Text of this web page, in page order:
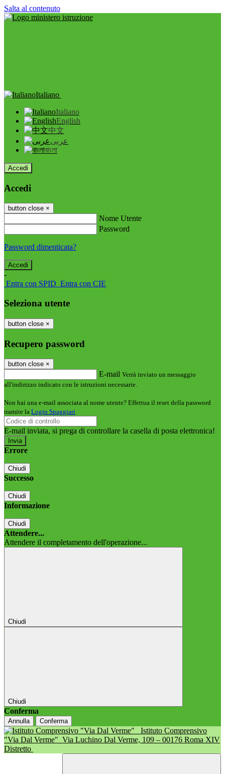
Salta al contenuto
Italiano
Italiano
English
中文
عربى
বাংলা
Accedi
Accedi
button close ×
Nome Utente
Password
Password dimenticata?
-
Entra con SPID Entra con CIE
Seleziona utente
button close ×
Recupero password
button close ×
E-mail Verrà inviato un messaggio
all'indirizzo indicato con le istruzioni necessarie.
Non hai una e-mail associata al nome utente? Effettua il reset della password
tramite la Login Spaggiari
E-mail inviata, si prega di controllare la casella di posta elettronica!
Errore
Chiudi
Successo
Chiudi
Informazione
Chiudi
Attendere...
Attendere il completamento dell'operazione...
Chiudi
Chiudi
Conferma
Annulla Conferma
Istituto Comprensivo
"Via Dal Verme" Via Luchino Dal Verme, 109 – 00176 Roma XIV
Distretto